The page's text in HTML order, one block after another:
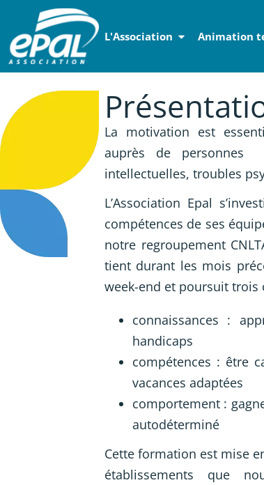
Accéder au contenu
L'Association Animation
La motivation est
auprès de personnes
intellectuelles, troubles
L’Association Epal
compétences de ses
notre regroupement
tient durant les mois
week-end et poursuit trois
connaissances :
handicaps
compétences : être
vacances adaptées
comportement :
autodéterminé
Cette formation est mise
établissements que
Panneau de gestion des cookies